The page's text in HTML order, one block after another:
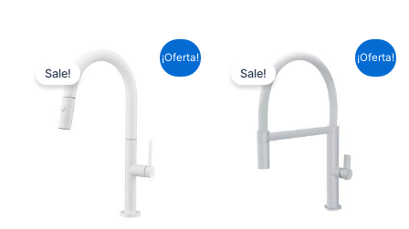
¡Oferta!
Sale!
precio
original
precio
¡Oferta!
Sale!
precio
original
precio
actual
es: